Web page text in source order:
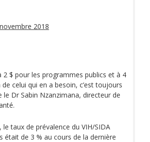
2018
2 $ pour les programmes publics et à 4
celui qui en a besoin, c’est toujours
Dr Sabin Nzanzimana, directeur de
taux de prévalence du VIH/SIDA
était de 3 % au cours de la dernière